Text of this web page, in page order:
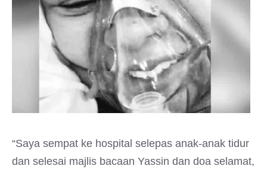
“Saya sempat ke hospital selepas anak-anak tidur
dan selesai majlis bacaan Yassin dan doa selamat,